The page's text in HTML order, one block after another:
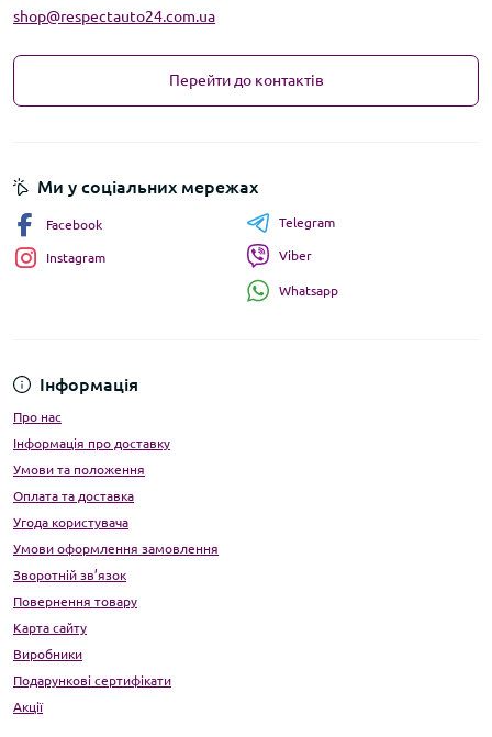
shop@respectauto24.com.ua
Перейти до контактів
Інформація
Про нас
Інформація про доставку
Умови та положення
Оплата та доставка
Угода користувача
Умови оформлення замовлення
Зворотній зв’язок
Повернення товару
Карта сайту
Виробники
Подарункові сертифікати
Акції
Ми у соціальних мережах
Facebook
Instagram
Telegram
Viber
Whatsapp